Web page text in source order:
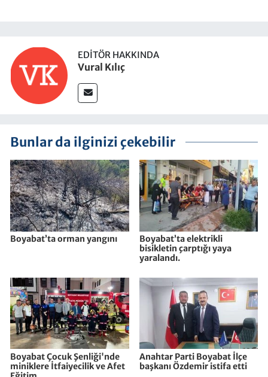
EDITÖR HAKKINDA
Vural Kılıç
Bunlar da ilginizi çekebilir
Boyabat’ta orman yangını
Boyabat’ta elektrikli
bisikletin çarptığı yaya
yaralandı.
Boyabat Çocuk Şenliği'nde
miniklere İtfaiyecilik ve Afet
Anahtar Parti Boyabat İlçe
başkanı Özdemir istifa etti